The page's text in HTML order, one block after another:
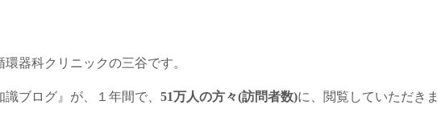
器科クリニックの三谷です。
ブログ』が、１年間で、 51万人の方々(訪問者数)に、閲覧していただきま